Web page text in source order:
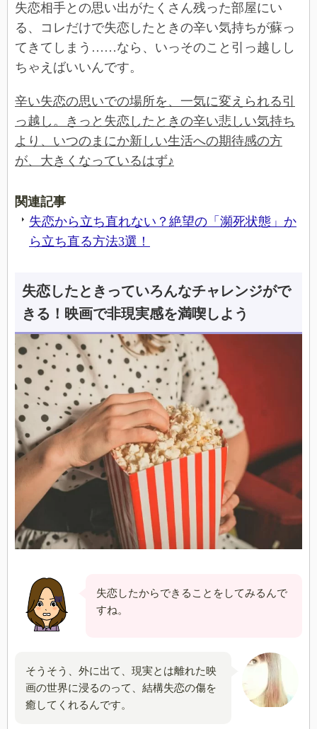
失恋相手との思い出がたくさん残った部屋にい
る、コレだけで失恋したときの辛い気持ちが蘇っ
てきてしまう……なら、いっそのこと引っ越しし
ちゃえばいいんです。
辛い失恋の思いでの場所を、一気に変えられる引
っ越し。きっと失恋したときの辛い悲しい気持ち
より、いつのまにか新しい生活への期待感の方
が、大きくなっているはず♪
関連記事
失恋から立ち直れない？絶望の「瀕死状態」か
ら立ち直る方法3選！
失恋したときっていろんなチャレンジがで
きる！映画で非現実感を満喫しよう
失恋したからできることをしてみるんで
すね。
そうそう、外に出て、現実とは離れた映
画の世界に浸るのって、結構失恋の傷を
癒してくれるんです。